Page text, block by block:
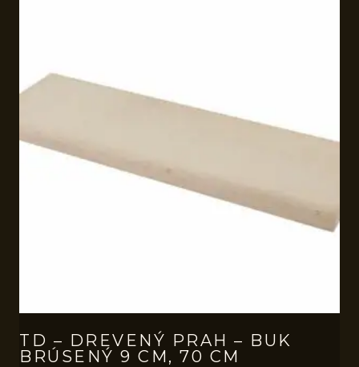
TD – DREVENÝ PRAH – BUK
BRÚSENÝ 9 CM, 70 CM